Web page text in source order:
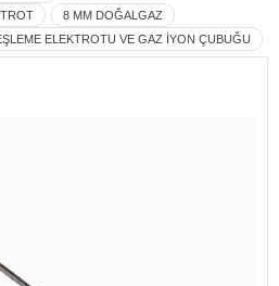
8 MM DOĞALGAZ
ELEKTROTU VE GAZ İYON ÇUBUĞU